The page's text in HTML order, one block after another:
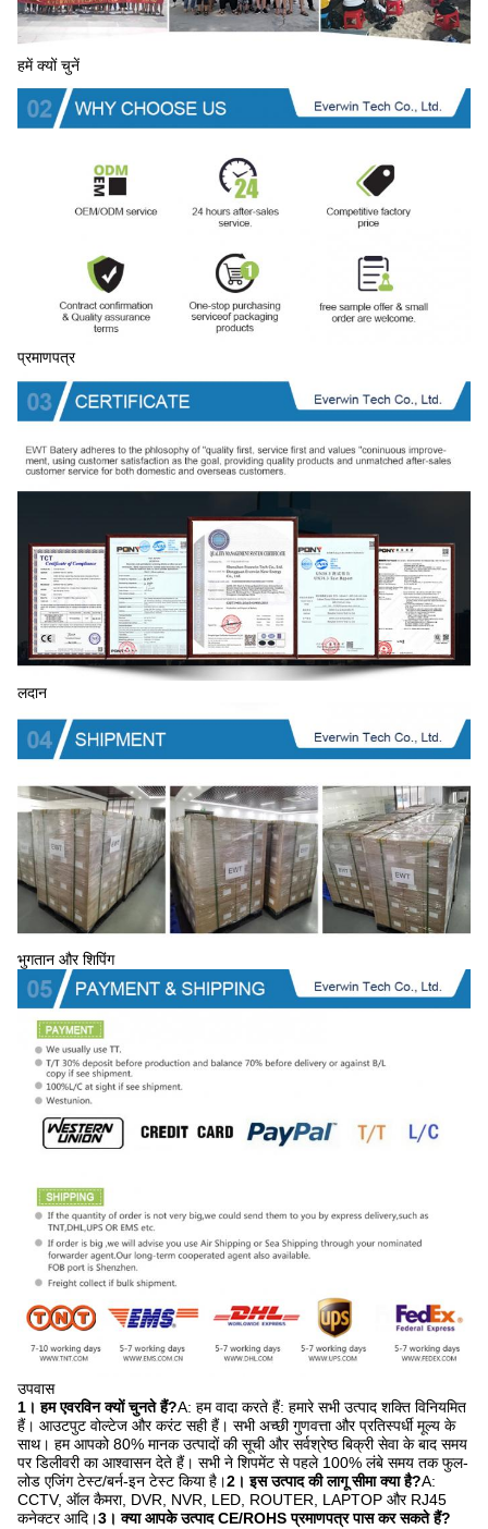
हमें क्यों चुनें
प्रमाणपत्र
लदान
भुगतान और शिपिंग
उपवास
1। हम एवरविन क्यों चुनते हैं?A: हम वादा करते हैं: हमारे सभी उत्पाद शक्ति विनियमित
हैं। आउटपुट वोल्टेज और करंट सही हैं। सभी अच्छी गुणवत्ता और प्रतिस्पर्धी मूल्य के
साथ। हम आपको 80% मानक उत्पादों की सूची और सर्वश्रेष्ठ बिक्री सेवा के बाद समय
पर डिलीवरी का आश्वासन देते हैं। सभी ने शिपमेंट से पहले 100% लंबे समय तक फुल-
लोड एजिंग टेस्ट/बर्न-इन टेस्ट किया है।2। इस उत्पाद की लागू सीमा क्या है?A:
CCTV, ऑल कैमरा, DVR, NVR, LED, ROUTER, LAPTOP और RJ45
कनेक्टर आदि।3। क्या आपके उत्पाद CE/ROHS प्रमाणपत्र पास कर सकते हैं?